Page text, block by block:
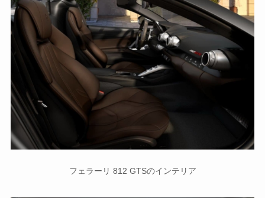
フェラーリ 812 GTSのインテリア